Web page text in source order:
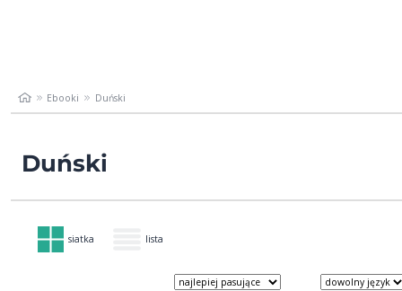
Ebooki Duński
Duński
siatka lista